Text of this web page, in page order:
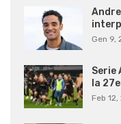
Gen 9,
Serie
la
Feb